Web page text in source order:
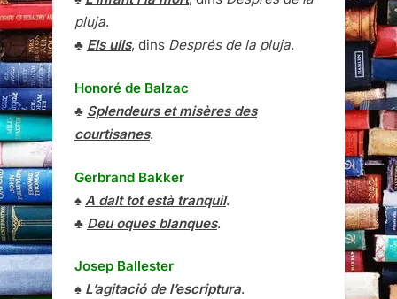
pluja.
♣ Els ulls, dins Després de la pluja.
Honoré de Balzac
♣ Splendeurs et misères des
courtisanes.
Gerbrand Bakker
♠ A dalt tot està tranquil.
♣ Deu oques blanques.
Josep Ballester
♠ L’agitació de l’escriptura.